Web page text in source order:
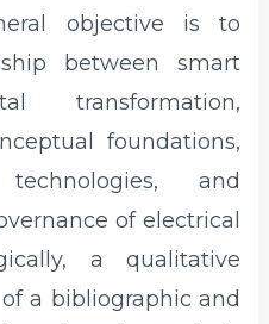
objective is to
between smart
transformation,
foundations,
and
of electrical
a qualitative
a bibliographic and